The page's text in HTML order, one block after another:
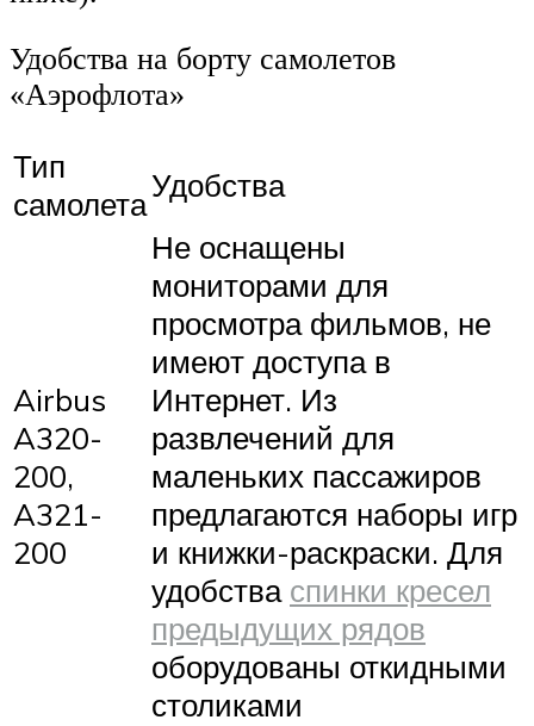
Удобства на борту самолетов
«Аэрофлота»
Тип
самолетаУдобства
Airbus
A320-
200,
A321-
200
Не оснащены
мониторами для
просмотра фильмов, не
имеют доступа в
Интернет. Из
развлечений для
маленьких пассажиров
предлагаются наборы игр
и книжки-раскраски. Для
удобства спинки кресел
предыдущих рядов
оборудованы откидными
столиками